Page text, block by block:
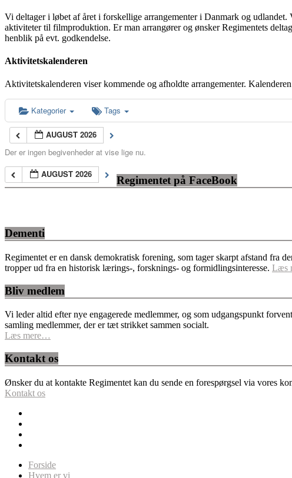
Vi deltager i løbet af året i forskellige arrangementer i Danmark og
aktiviteter til filmproduktion. Er man arrangører og ønsker Regimentets
henblik på evt. godkendelse.
Aktivitetskalenderen
Aktivitetskalenderen viser kommende og afholdte arrangementer.
Kategorier Tags
AUGUST 2026
Der er ingen begivenheder at vise lige nu.
AUGUST 2026
Regimentet på FaceBook
Dementi
Regimentet er en dansk demokratisk forening, som tager skarpt afstand fra
tropper ud fra en historisk lærings-, forsknings- og formidlingsinteresse. Læs
Bliv medlem
Vi leder altid efter nye engagerede medlemmer, og som udgangspunkt
samling medlemmer, der er tæt strikket sammen socialt.
Læs mere…
Kontakt os
Ønsker du at kontakte Regimentet kan du sende en forespørgsel via vores
Kontakt os
Forside
Hvem er vi